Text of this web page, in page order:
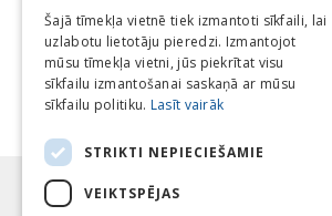
LITHUANIAN
ESTONIAN
Šajā tīmekļa vietnē tiek izmantoti sīkfaili, lai
uzlabotu lietotāju pieredzi. Izmantojot
mūsu tīmekļa vietni, jūs piekrītat visu
sīkfailu izmantošanai saskaņā ar mūsu
sīkfailu politiku. Lasīt vairāk
STRIKTI NEPIECIEŠAMIE
VEIKTSPĒJAS